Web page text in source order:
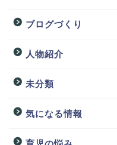
ブログづくり
人物紹介
未分類
気になる情報